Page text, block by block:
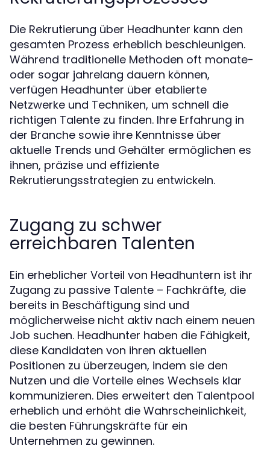
Die Rekrutierung über Headhunter kann den
gesamten Prozess erheblich beschleunigen.
Während traditionelle Methoden oft monate-
oder sogar jahrelang dauern können,
verfügen Headhunter über etablierte
Netzwerke und Techniken, um schnell die
richtigen Talente zu finden. Ihre Erfahrung in
der Branche sowie ihre Kenntnisse über
aktuelle Trends und Gehälter ermöglichen es
ihnen, präzise und effiziente
Rekrutierungsstrategien zu entwickeln.
Zugang zu schwer
erreichbaren Talenten
Ein erheblicher Vorteil von Headhuntern ist ihr
Zugang zu passive Talente – Fachkräfte, die
bereits in Beschäftigung sind und
möglicherweise nicht aktiv nach einem neuen
Job suchen. Headhunter haben die Fähigkeit,
diese Kandidaten von ihren aktuellen
Positionen zu überzeugen, indem sie den
Nutzen und die Vorteile eines Wechsels klar
kommunizieren. Dies erweitert den Talentpool
erheblich und erhöht die Wahrscheinlichkeit,
die besten Führungskräfte für ein
Unternehmen zu gewinnen.